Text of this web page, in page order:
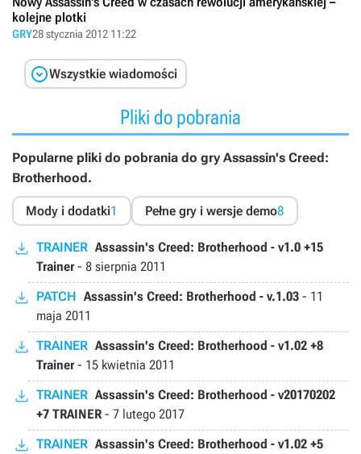
kolejne plotki
GRY28 stycznia 2012 11:22
Wszystkie wiadomości
Pliki do pobrania
Popularne pliki do pobrania do gry Assassin's Creed:
Brotherhood.
Mody i dodatki1 Pełne gry i wersje demo8
TRAINER Assassin's Creed: Brotherhood - v1.0 +15
Trainer- 8 sierpnia 2011
PATCH Assassin's Creed: Brotherhood - v.1.03 - 11
maja 2011
TRAINER Assassin's Creed: Brotherhood - v1.02 +8
Trainer- 15 kwietnia 2011
TRAINER Assassin's Creed: Brotherhood - v20170202
+7 TRAINER - 7 lutego 2017
TRAINER Assassin's Creed: Brotherhood - v1.02 +5